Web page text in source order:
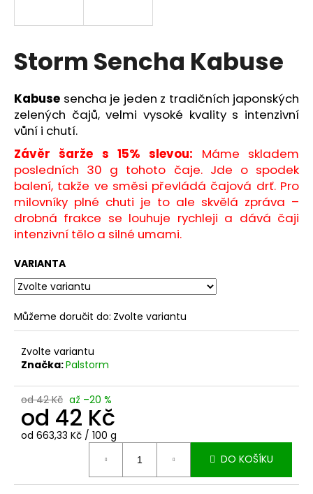
Storm Sencha Kabuse
Kabuse sencha je jeden z tradičních japonských
zelených čajů, velmi vysoké kvality s intenzivní
vůní i chutí.
Závěr šarže s 15% slevou: Máme skladem
posledních 30 g tohoto čaje. Jde o spodek
balení, takže ve směsi převládá čajová drť. Pro
milovníky plné chuti je to ale skvělá zpráva –
drobná frakce se louhuje rychleji a dává čaji
intenzivní tělo a silné umami.
VARIANTA
Můžeme doručit do: Zvolte variantu
Zvolte variantu
Značka:Palstorm
od 42 Kč až –20 %
od 42 Kč
Měrná
od 663,33 Kč / 100 g
DO KOŠÍKU
í
t
?
HLEDAT
D
o
o
r
u
č
u
e
e
BAMBUSOVÁ
MATCHA